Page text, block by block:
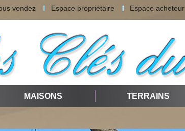
vendez Espace propriétaire Espace acheteur
MAISONS TERRAINS